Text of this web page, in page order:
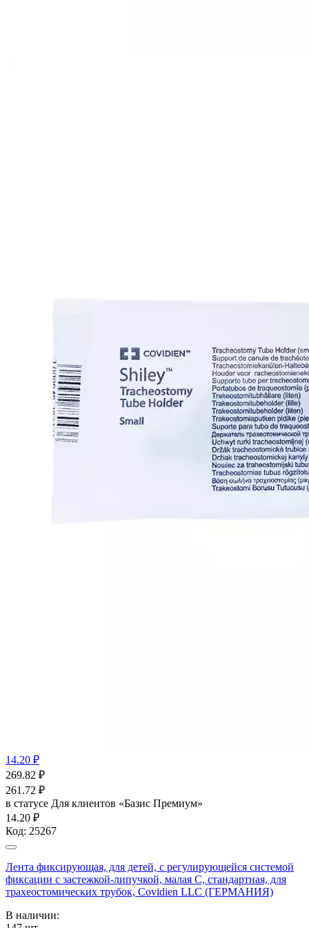
14.20 ₽
269.82 ₽
261.72 ₽
в статусе Для клиентов «Базис Премиум»
14.20 ₽
Код: 25267
Лента фиксирующая, для детей, с регулирующейся системой
фиксации с застежкой-липучкой, малая С, стандартная, для
трахеостомических трубок, Covidien LLC (ГЕРМАНИЯ)
В наличии: